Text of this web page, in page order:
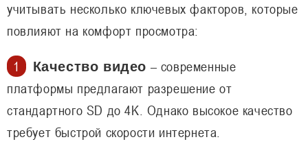
учитывать несколько ключевых факторов, которые
повлияют на комфорт просмотра:
Качество видео – современные
платформы предлагают разрешение от
стандартного SD до 4K. Однако высокое качество
требует быстрой скорости интернета.